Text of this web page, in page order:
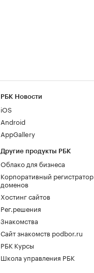
РБК Новости
iOS
Android
AppGallery
Другие продукты РБК
Облако для бизнеса
Корпоративный регистратор
доменов
Хостинг сайтов
Рег.решения
Знакомства
Сайт знакомств podbor.ru
РБК Курсы
Школа управления РБК